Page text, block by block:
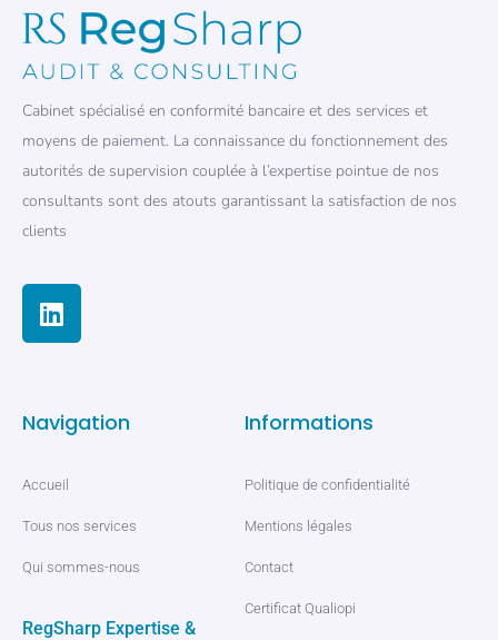
Cabinet spécialisé en conformité bancaire et des services et
moyens de paiement. La connaissance du fonctionnement des
autorités de supervision couplée à l’expertise pointue de nos
consultants sont des atouts garantissant la satisfaction de nos
clients
Navigation
Accueil
Tous nos services
Qui sommes-nous
RegSharp Expertise &
Informations
Politique de confidentialité
Mentions légales
Contact
Certificat Qualiopi